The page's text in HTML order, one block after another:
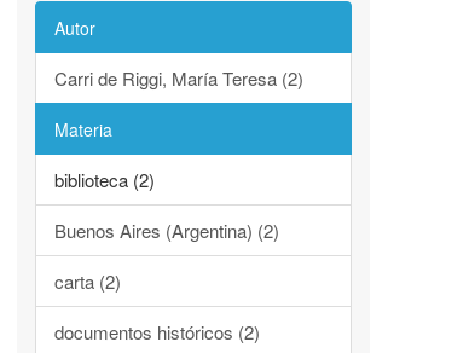
Autor
Carri de Riggi, María Teresa (2)
Materia
biblioteca (2)
Buenos Aires (Argentina) (2)
carta (2)
documentos históricos (2)